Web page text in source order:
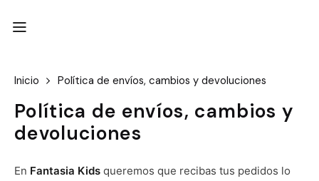
Inicio Política de envíos, cambios y devoluciones
Política de envíos, cambios y
devoluciones
En Fantasia Kids queremos que recibas tus pedidos lo